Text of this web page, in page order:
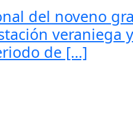
del noveno
veraniega
de […]